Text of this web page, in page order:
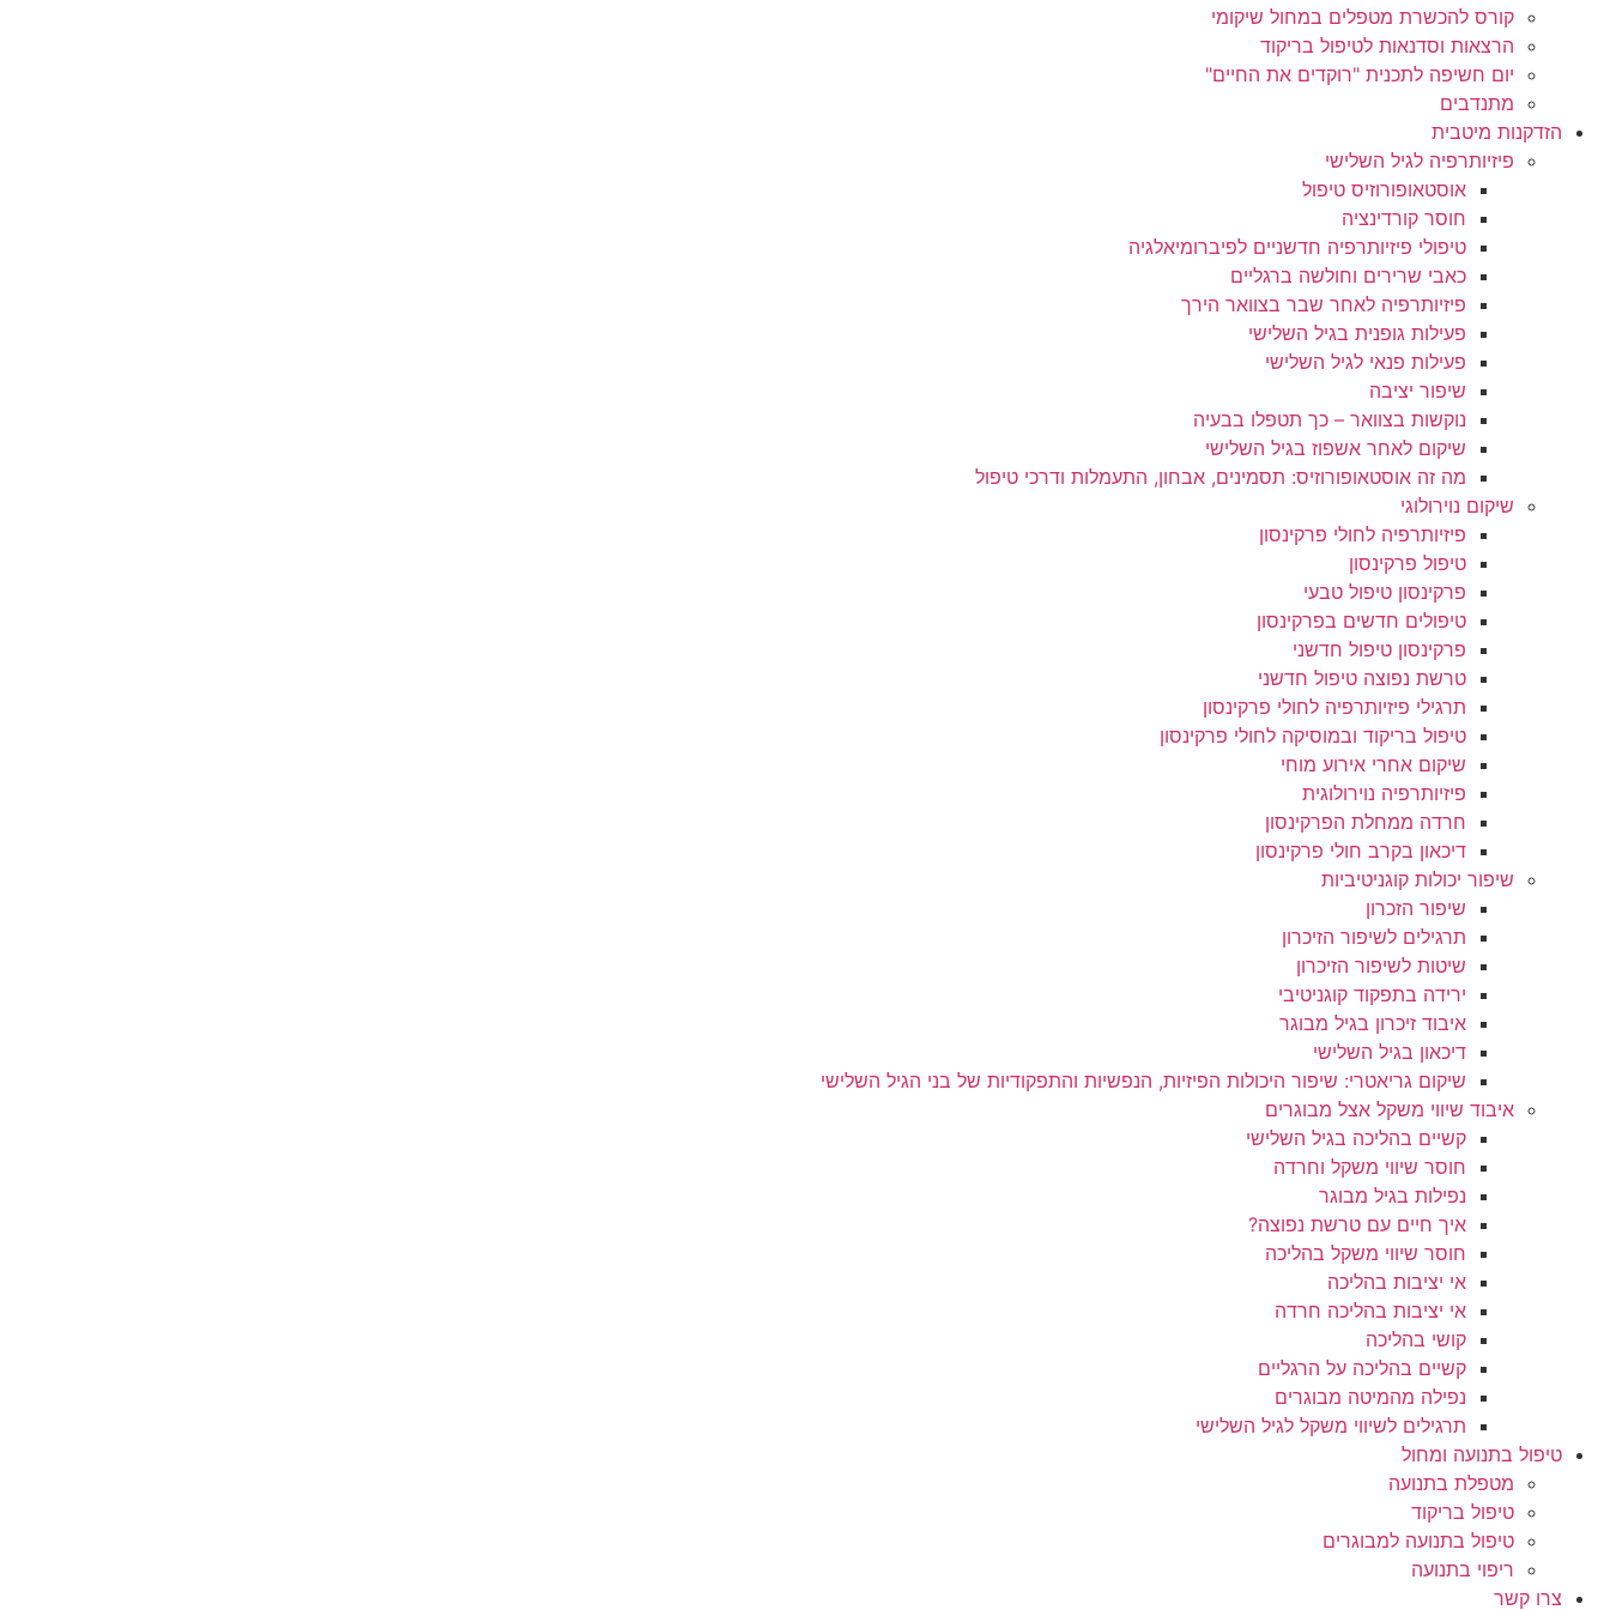
קורס להכשרת מטפלים במחול שיקומי
הרצאות וסדנאות לטיפול בריקוד
יום חשיפה לתכנית "רוקדים את החיים"
מתנדבים
הזדקנות מיטבית
פיזיותרפיה לגיל השלישי
אוסטאופורוזיס טיפול
חוסר קורדינציה
טיפולי פיזיותרפיה חדשניים לפיברומיאלגיה
כאבי שרירים וחולשה ברגליים
פיזיותרפיה לאחר שבר בצוואר הירך
פעילות גופנית בגיל השלישי
פעילות פנאי לגיל השלישי
שיפור יציבה
נוקשות בצוואר – כך תטפלו בבעיה
שיקום לאחר אשפוז בגיל השלישי
מה זה אוסטאופורוזיס: תסמינים, אבחון, התעמלות ודרכי טיפול
שיקום נוירולוגי
פיזיותרפיה לחולי פרקינסון
טיפול פרקינסון
פרקינסון טיפול טבעי
טיפולים חדשים בפרקינסון
פרקינסון טיפול חדשני
טרשת נפוצה טיפול חדשני
תרגילי פיזיותרפיה לחולי פרקינסון
טיפול בריקוד ובמוסיקה לחולי פרקינסון
שיקום אחרי אירוע מוחי
פיזיותרפיה נוירולוגית
חרדה ממחלת הפרקינסון
דיכאון בקרב חולי פרקינסון
שיפור יכולות קוגניטיביות
שיפור הזכרון
תרגילים לשיפור הזיכרון
שיטות לשיפור הזיכרון
ירידה בתפקוד קוגניטיבי
איבוד זיכרון בגיל מבוגר
דיכאון בגיל השלישי
שיקום גריאטרי: שיפור היכולות הפיזיות, הנפשיות והתפקודיות של בני הגיל השלישי
איבוד שיווי משקל אצל מבוגרים
קשיים בהליכה בגיל השלישי
חוסר שיווי משקל וחרדה
נפילות בגיל מבוגר
איך חיים עם טרשת נפוצה?
חוסר שיווי משקל בהליכה
אי יציבות בהליכה
אי יציבות בהליכה חרדה
קושי בהליכה
קשיים בהליכה על הרגליים
נפילה מהמיטה מבוגרים
תרגילים לשיווי משקל לגיל השלישי
טיפול בתנועה ומחול
מטפלת בתנועה
טיפול בריקוד
טיפול בתנועה למבוגרים
ריפוי בתנועה
צרו קשר